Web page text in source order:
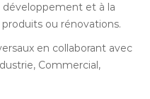
développement et à la
ou rénovations.
en collaborant avec
Commercial,